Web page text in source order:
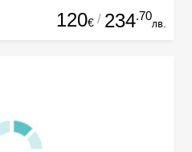
120€ / 234.70
лв.